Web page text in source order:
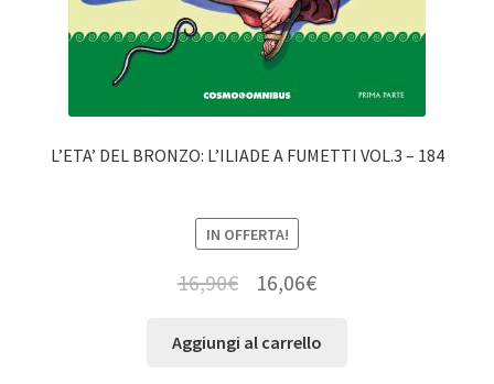
L’ETA’ DEL BRONZO: L’ILIADE A FUMETTI VOL.3 – 184
IN OFFERTA!
16,90€ 16,06€
Aggiungi al carrello